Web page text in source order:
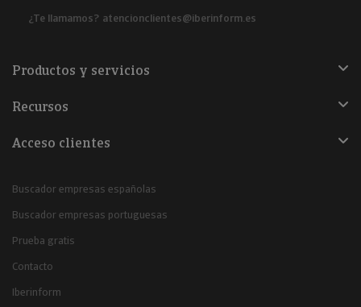
¿Te llamamos? atencionclientes@iberinform.es
Productos y servicios
Recursos
Acceso clientes
Buscador empresas españolas
Buscador empresas portuguesas
Prueba gratis
Contacto
Iberinform